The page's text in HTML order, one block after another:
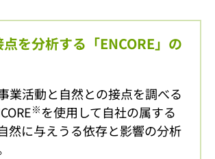
を分析する「ENCORE」の
業活動と自然との接点を調べる
※ を使用して自社の属する
然に与えうる依存と影響の分析